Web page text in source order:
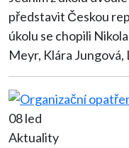
představit Českou
úkolu se chopili
Meyr, Klára
08 led
Aktuality